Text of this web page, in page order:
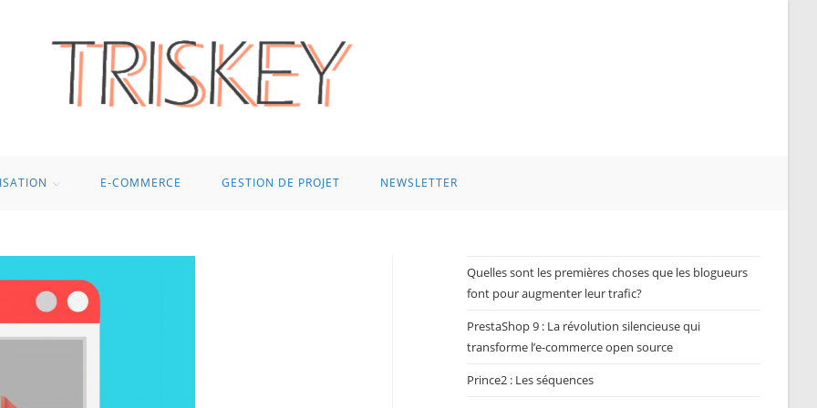
E-COMMERCE GESTION DE PROJET NEWSLETTER
Quelles sont les premières choses que les blogueurs
font pour augmenter leur trafic?
PrestaShop 9 : La révolution silencieuse qui
transforme l’e-commerce open source
Prince2 : Les séquences